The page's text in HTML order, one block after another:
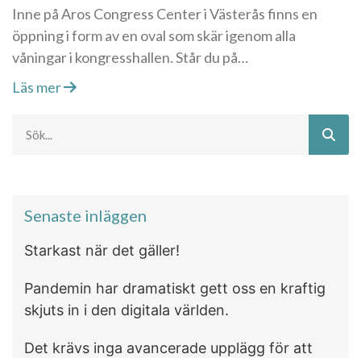
Inne på Aros Congress Center i Västerås finns en
öppning i form av en oval som skär igenom alla
våningar i kongresshallen. Står du på…
Läs mer
Senaste inläggen
Starkast när det gäller!
Pandemin har dramatiskt gett oss en kraftig
skjuts in i den digitala världen.
Det krävs inga avancerade upplägg för att